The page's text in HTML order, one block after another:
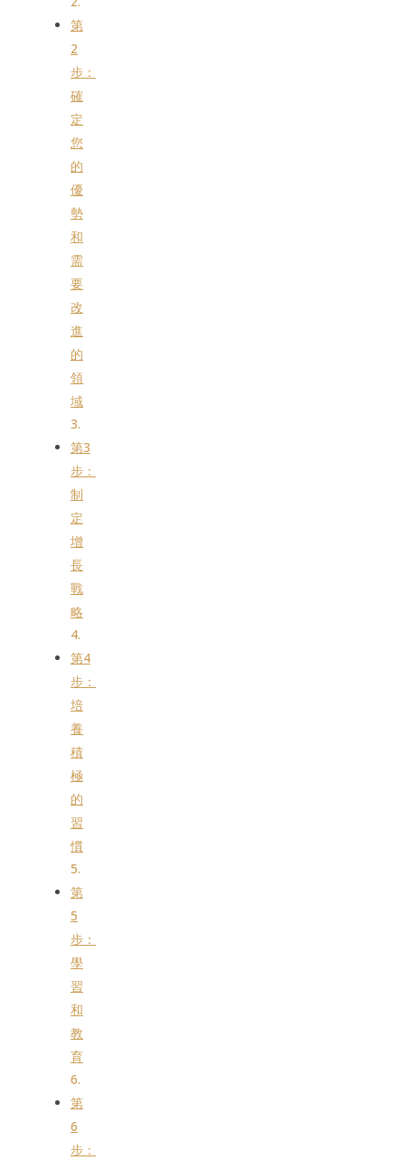
第
2
步：
確
定
您
的
優
勢
和
需
要
改
進
的
領
域
第3
步：
制
定
增
長
戰
略
第4
步：
培
養
積
極
的
習
慣
第
5
步：
學
習
和
教
育
第
6
步：